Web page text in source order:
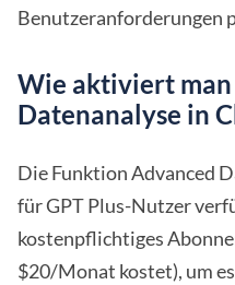
Benutzeranforderungen
Wie aktiviert
Datenanalyse in
Die Funktion Advanced
für GPT Plus-Nutzer
kostenpflichtiges
$20/Monat kostet), um